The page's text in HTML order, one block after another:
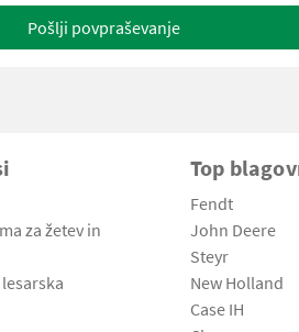
Pošlji povpraševanje
za žetev in
Top
Fendt
John Deere
Steyr
New Holland
Case IH